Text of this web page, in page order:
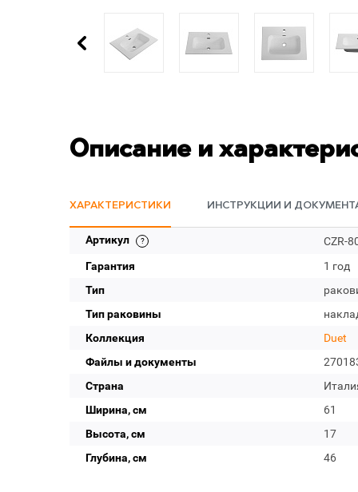
Описание и
ХАРАКТЕРИСТИКИ ИНСТРУКЦИИ И
Артикул
CZR-
Гарантия
1 год
Тип
Тип раковины
Коллекция
Duet
Файлы и документы
Страна
Ширина, см
61
Высота, см
17
Глубина, см
46